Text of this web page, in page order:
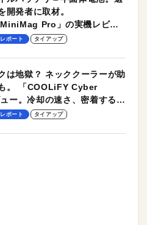
開発者に取材。
Pro」の実機レビュ
レポート タイアップ
は地獄？ ネッククーラーが助
。 「COOLiFY Cyber
ー。冷却の速さ、密着する冷
シンプルな操作性がグッド！
レポート タイアップ